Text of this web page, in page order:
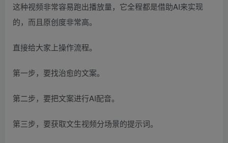
这种视频非常容易跑出播放量，它全程都是借助AI来实现
的，而且原创度非常高。
直接给大家上操作流程。
第一步，要找治愈的文案。
第二步，要把文案进行AI配音。
第三步，要获取文生视频分场景的提示词。